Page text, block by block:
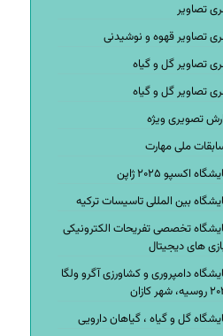
تصاویر
تصاویر قهوه و نوشیدنی
تصاویر گل و گیاه
تصاویر گل و گیاه
تصویری ویژه
ملی مهارت
اکسپو ۲۰۲۵ ژاپن
بین المللی تاسیسات ترکیه
تخصصی تفریحات الکترونیکی
های دیجیتال
دامپروری و کشاورزی آگرو ولگا
شهر کازان
گل و گیاه ، گیاهان دارویی